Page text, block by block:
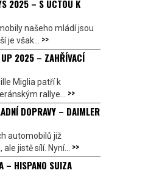
2025 – S ÚCTOU K
našeho mládí jsou
je však... >>
2025 – ZAHŘÍVACÍ
Miglia patří k
rallye... >>
DOPRAVY – DAIMLER
automobilů již
jistě sílí. Nyní... >>
– HISPANO SUIZA